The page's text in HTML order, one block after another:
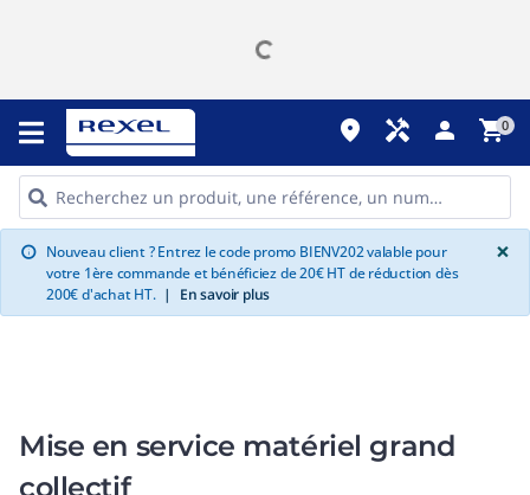
place handyman person shopping_cart0
info Nouveau client ? Entrez le code promo BIENV202 valable pour
votre 1ère commande et bénéficiez de 20€ HT de réduction dès
200€ d'achat HT. | En savoir plus
×
Mise en service matériel grand
collectif